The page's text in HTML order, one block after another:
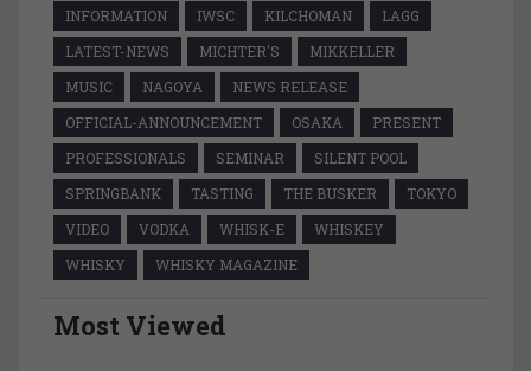
INFORMATION
IWSC KILCHOMAN
LAGG
LATEST-NEWS
MICHTER'S
MIKKELLER
MUSIC
NAGOYA
NEWS RELEASE
OFFICIAL-ANNOUNCEMENT
OSAKA
PRESENT
PROFESSIONALS
SEMINAR
SILENT POOL
SPRINGBANK
TASTING THE BUSKER
TOKYO
VIDEO
VODKA WHISK-E
WHISKEY
WHISKY
WHISKY MAGAZINE
Most Viewed